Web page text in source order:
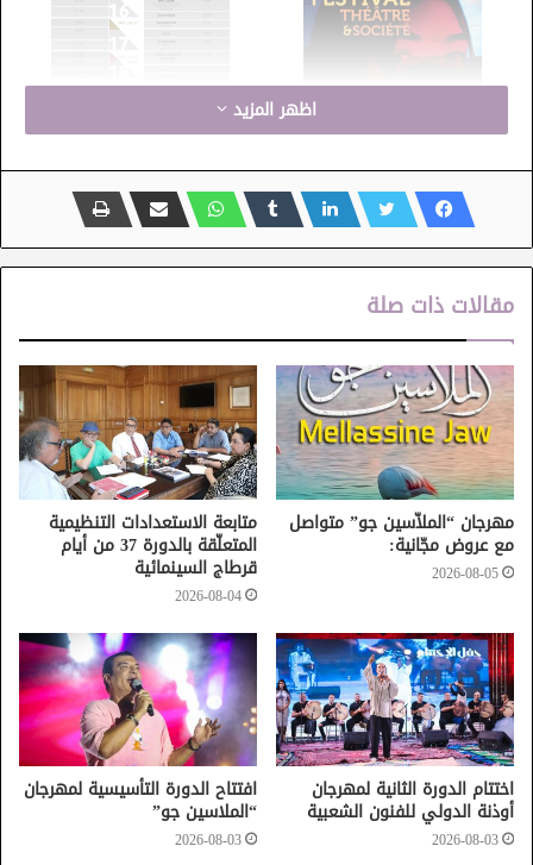
اظهر المزيد
مقالات ذات صلة
مهرجان “الملاّسين جو” متواصل
مع عروض مجّانية:
2026-08-05
متابعة الاستعدادات التنظيمية
المتعلّقة بالدورة 37 من أيام
قرطاج السينمائية
2026-08-04
اختتام الدورة الثانية لمهرجان
أوذنة الدولي للفنون الشعبية
2026-08-03
افتتاح الدورة التأسيسية لمهرجان
“الملاسين جو”
2026-08-03